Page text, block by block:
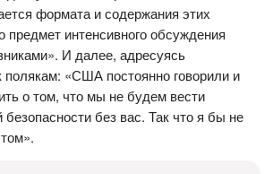
формата и содержания этих
предмет интенсивного обсуждения
И далее, адресуясь
полякам: «США постоянно говорили и
о том, что мы не будем вести
без вас. Так что я бы не